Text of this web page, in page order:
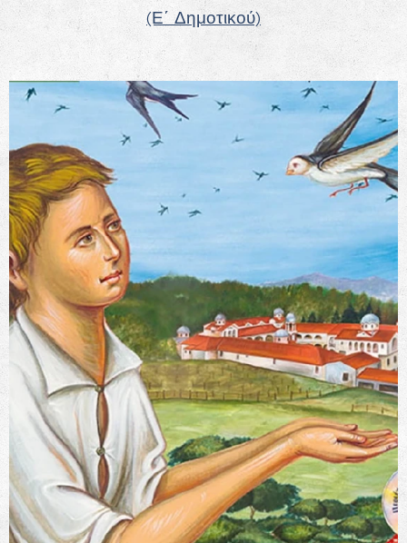
(Ε΄ Δημοτικού)